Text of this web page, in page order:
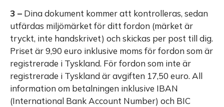
3 – Dina dokument kommer att kontrolleras, sedan
utfärdas miljömärket för ditt fordon (märket är
tryckt, inte handskrivet) och skickas per post till dig.
Priset är 9,90 euro inklusive moms för fordon som är
registrerade i Tyskland. För fordon som inte är
registrerade i Tyskland är avgiften 17,50 euro. All
information om betalningen inklusive IBAN
(International Bank Account Number) och BIC